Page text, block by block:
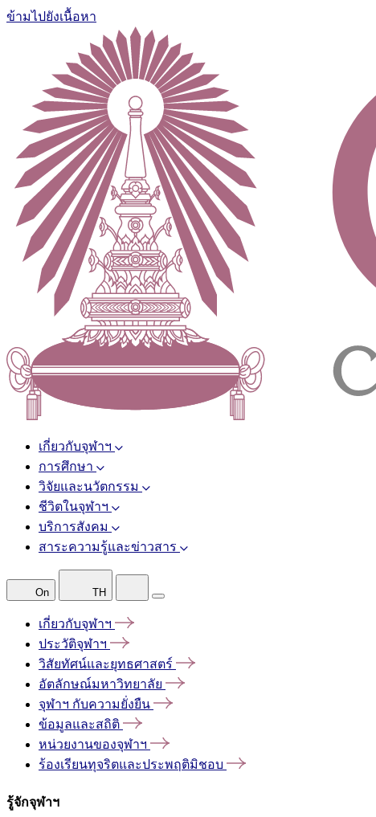
ข้ามไปยังเนื้อหา
เกี่ยวกับจุฬาฯ
การศึกษา
วิจัยและนวัตกรรม
ชีวิตในจุฬาฯ
บริการสังคม
สาระความรู้และข่าวสาร
On TH
เกี่ยวกับจุฬาฯ
ประวัติจุฬาฯ
วิสัยทัศน์และยุทธศาสตร์
อัตลักษณ์มหาวิทยาลัย
จุฬาฯ กับความยั่งยืน
ข้อมูลและสถิติ
หน่วยงานของจุฬาฯ
ร้องเรียนทุจริตและประพฤติมิชอบ
รู้จักจุฬาฯ